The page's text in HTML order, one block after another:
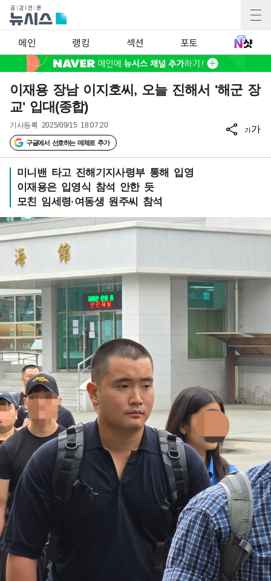
메인 랭킹 섹션 포토
이재용 장남 이지호씨, 오늘 진해서 '해군 장
교' 입대(종합)
기사등록 2025/09/15 18:07:20
구글에서 선호하는 매체로 추가
가가
미니밴 타고 진해기지사령부 통해 입영
이재용은 입영식 참석 안한 듯
모친 임세령·여동생 원주씨 참석